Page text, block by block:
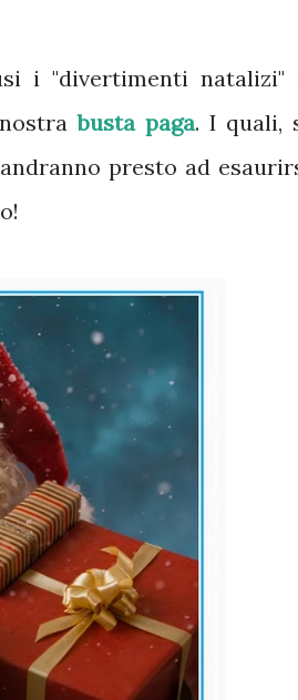
i "divertimenti natalizi"
busta paga. I quali,
presto ad